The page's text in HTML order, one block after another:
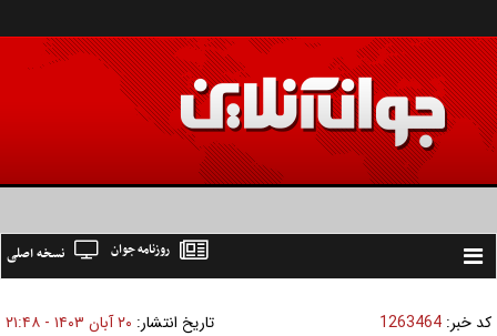
Toggle
نسخه اصلی روزنامه جوان
کد خبر: 1263464 تاریخ انتشار: ۲۰ آبان ۱۴۰۳ - ۲۱:۴۸